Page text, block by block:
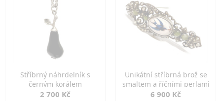
Stříbrný náhrdelník s
černým korálem
2 700 Kč
Unikátní stříbrná brož se
smaltem a říčními perlami
6 900 Kč